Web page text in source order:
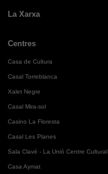
La Xarxa
Centres
Casa de Cultura
Casal Torreblanca
Xalet Negre
Casal Mira-sol
Casino La Floresta
Casal Les Planes
Sala Clavé - La Unió Centre Cultural
Casa Aymat